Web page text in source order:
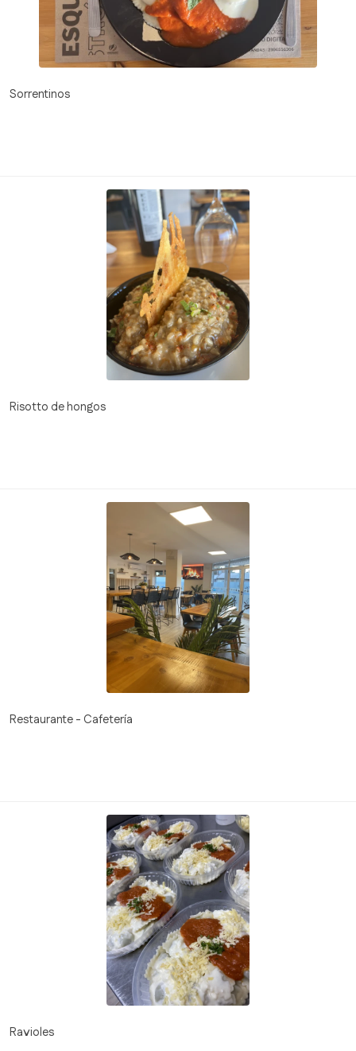
Sorrentinos
Risotto de hongos
Restaurante - Cafetería
Ravioles